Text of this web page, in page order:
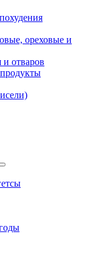
ореховые и
отваров